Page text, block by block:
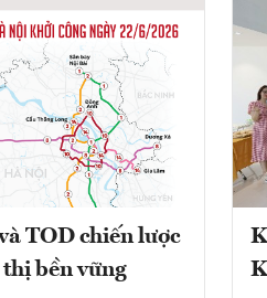
TOD chiến lược
bền vững